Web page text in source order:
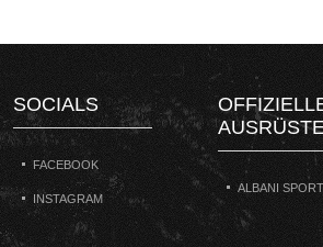
SOCIALS
FACEBOOK
INSTAGRAM
ALBANI SPORT